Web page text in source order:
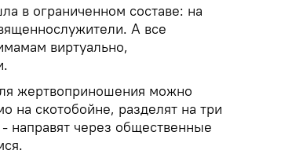
в ограниченном составе: на
А все
виртуально,
жертвоприношения можно
на скотобойне, разделят на три
направят через общественные